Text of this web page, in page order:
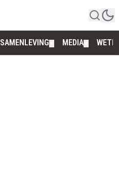
SAMENLEVING MEDIA